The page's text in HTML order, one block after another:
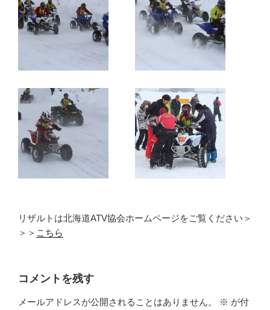
リザルトは北海道ATV協会ホームページをご覧ください＞
＞＞ こちら
コメントを残す
メールアドレスが公開されることはありません。 ※ が付